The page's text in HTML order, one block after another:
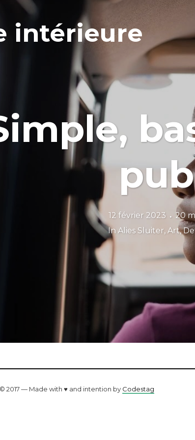
intérieure
12 février 2023 20
In Alies Sluiter, Art,
2017 — Made with ♥ and intention by Codestag